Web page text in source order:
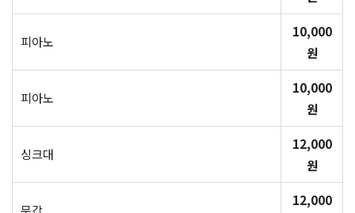
피아노
10,000
원
피아노
10,000
원
싱크대
12,000
원
12,000